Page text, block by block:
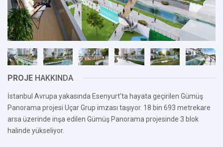
PROJE HAKKINDA
İstanbul Avrupa yakasında Esenyurt'ta hayata geçirilen Gümüş
Panorama projesi Uçar Grup imzası taşıyor. 18 bin 693 metrekare
arsa üzerinde inşa edilen Gümüş Panorama projesinde 3 blok
halinde yükseliyor.